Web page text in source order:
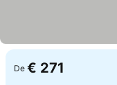
De € 271